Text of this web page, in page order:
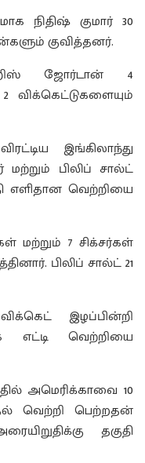
நிதிஷ் குமார் 30
குவித்தனர்.
ஜோர்டான் 4
விக்கெட்டுகளையும்
இங்கிலாந்து
பிலிப் சால்ட்
எளிதான வெற்றியை
மற்றும் 7 சிக்சர்கள்
பிலிப் சால்ட் 21
இழப்பின்றி
எட்டி வெற்றியை
அமெரிக்காவை 10
வெற்றி பெற்றதன்
தகுதி